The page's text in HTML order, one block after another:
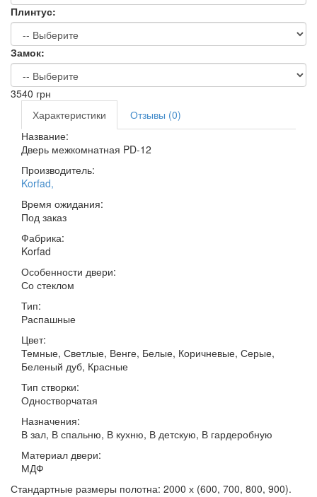
Плинтус:
Замок:
3540 грн
Характеристики
Отзывы (0)
Название:
Дверь межкомнатная PD-12
Производитель:
Korfad,
Время ожидания:
Под заказ
Фабрика:
Korfad
Особенности двери:
Со стеклом
Тип:
Распашные
Цвет:
Темные, Светлые, Венге, Белые, Коричневые, Серые,
Беленый дуб, Красные
Тип створки:
Одностворчатая
Назначения:
В зал, В спальню, В кухню, В детскую, В гардеробную
Материал двери:
МДФ
Стандартные размеры полотна: 2000 х (600, 700, 800, 900).